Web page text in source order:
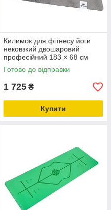
Килимок для фітнесу йоги
нековзкий двошаровий
професійний 183 × 68 см
товщина 4 мм льон каучук
Gemini Pro JFY-0704
Готово до відправки
1 725 ₴
Купити